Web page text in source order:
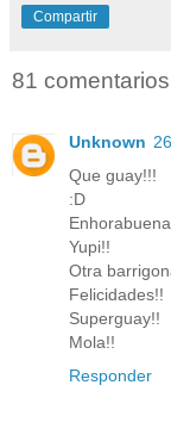
Compartir
81
Unknown
Que guay!!!
:D
Yupi!!
Otra
Felicidades!!
Superguay!!
Mola!!
Responder